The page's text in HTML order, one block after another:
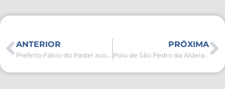
ANTERIOR
Prefeito Fábio do Pastel acompanha eleição do Consórcio Intermunicipal Lagos São João para eleição do novo presidente
PRÓXIMA
Polo de São Pedro da Aldeia do programa Empoderadas promove ação de Assessoria Legal na terça-feira (28)